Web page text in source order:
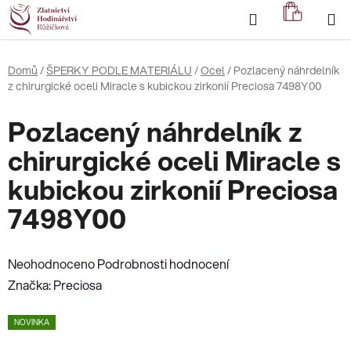
Přejít
na
obsah
Hledat
KOŠÍK
Domů /ŠPERKY PODLE MATERIÁLU /Ocel/ Pozlacený náhrdelník
z chirurgické oceli Miracle s kubickou zirkonií Preciosa 7498Y00
Pozlacený náhrdelník z
chirurgické oceli Miracle s
kubickou zirkonií Preciosa
7498Y00
Průměrné
hodnocení
je
NeohodnocenoPodrobnosti hodnocení
Značka:Preciosa
NOVINKA